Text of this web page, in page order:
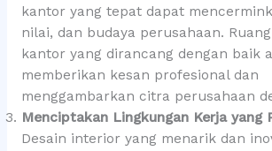
kantor yang tepat dapat
nilai, dan budaya perusahaan.
kantor yang dirancang dengan baik
memberikan kesan profesional dan
menggambarkan citra perusahaan
Menciptakan Lingkungan Kerja yang
Desain interior yang menarik dan